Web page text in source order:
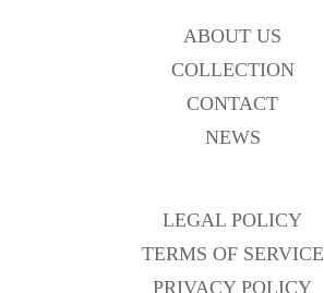
ABOUT US
COLLECTION
CONTACT
NEWS
LEGAL POLICY
TERMS OF SERVICE
PRIVACY POLICY